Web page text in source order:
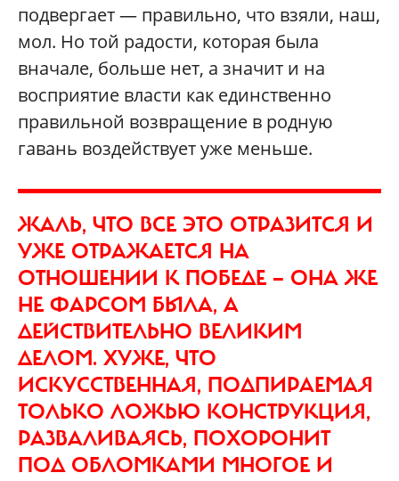
подвергает — правильно, что взяли, наш,
мол. Но той радости, которая была
вначале, больше нет, а значит и на
восприятие власти как единственно
правильной возвращение в родную
гавань воздействует уже меньше.
ЖАЛЬ, ЧТО ВСЕ ЭТО ОТРАЗИТСЯ И
УЖЕ ОТРАЖАЕТСЯ НА
ОТНОШЕНИИ К ПОБЕДЕ — ОНА ЖЕ
НЕ ФАРСОМ БЫЛА, А
ДЕЙСТВИТЕЛЬНО ВЕЛИКИМ
ДЕЛОМ. ХУЖЕ, ЧТО
ИСКУССТВЕННАЯ, ПОДПИРАЕМАЯ
ТОЛЬКО ЛОЖЬЮ КОНСТРУКЦИЯ,
РАЗВАЛИВАЯСЬ, ПОХОРОНИТ
ПОД ОБЛОМКАМИ МНОГОЕ И